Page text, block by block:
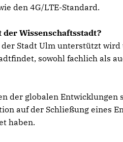
den 4G/LTE-Standard.
Wissenschaftsstadt?
Stadt Ulm unterstützt wird
sowohl fachlich als
der globalen Entwicklungen
auf der Schließung eines
haben.